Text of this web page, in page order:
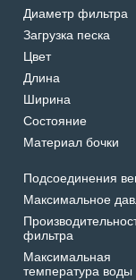
Диаметр фильтра
Загрузка песка
Цвет
Длина
Ширина
Состояние
Материал бочки
Подсоединения
Максимальное
фильтра
Максимальная
температура воды